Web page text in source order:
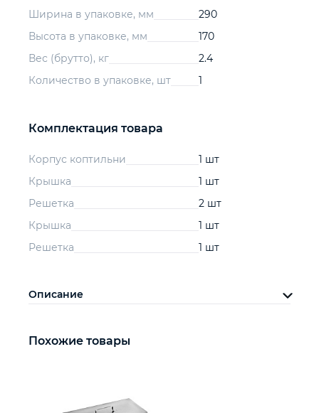
Ширина в упаковке, мм
290
Высота в упаковке, мм
170
Вес (брутто), кг
2.4
Количество в упаковке, шт
1
Комплектация товара
Корпус коптильни
1 шт
Крышка
1 шт
Решетка
2 шт
Крышка
1 шт
Решетка
1 шт
Описание
Похожие товары